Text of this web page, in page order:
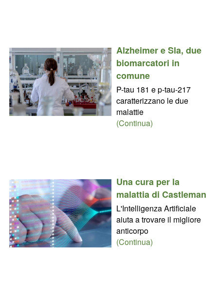
Alzheimer e Sla, due
biomarcatori in
comune
P-tau 181 e p-tau-217
caratterizzano le due
malattie
(Continua)
Una cura per la
malattia di Castleman
L'Intelligenza Artificiale
aiuta a trovare il migliore
anticorpo
(Continua)